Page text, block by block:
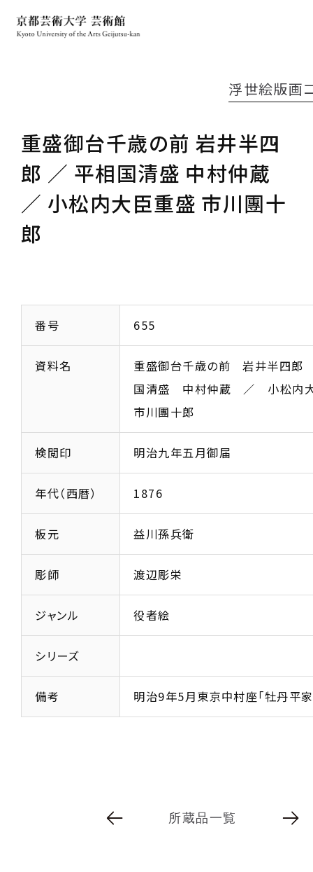
重盛御台千歳の前 岩井半四
郎 ／ 平相国清盛 中村仲蔵
／ 小松内大臣重盛 市川團十
郎
浮世絵版画
番号 655
資料名
重盛御台千歳の前 岩井半四
国清盛 中村仲蔵 ／ 小松内
市川團十郎
検閲印 明治九年五月御届
年代（西暦） 1876
板元 益川孫兵衛
彫師 渡辺彫栄
ジャンル 役者絵
シリーズ
備考 明治9年5月東京中村座「牡丹平家
所蔵品一覧